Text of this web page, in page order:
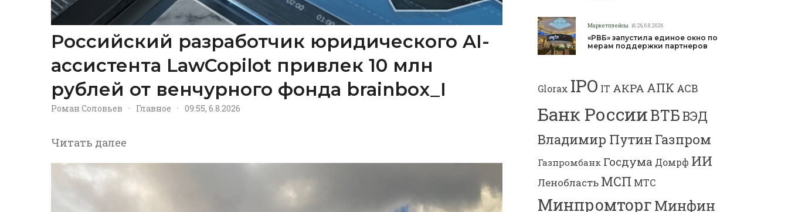
Российский разработчик юридического AI-
ассистента LawCopilot привлек 10 млн
рублей от венчурного фонда brainbox_I
Роман Соловьев · Главное · 09:55, 6.8.2026
Читать далее
Маркетплейсы 16:26, 6.8.2026
«РВБ» запустила единое окно по
мерам поддержки партнеров
Glorax IPO IT АКРА АПК АСВ
Банк РоссииВТБВЭД
Владимир Путин Газпром
Газпромбанк Госдума Домрф ИИ
Ленобласть МСП МТС
МинпромторгМинфин